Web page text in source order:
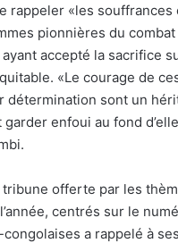
rappeler «les souffrances
pionnières du
accepté la sacrifice
«Le courage de
détermination sont un
enfoui au fond
offerte par les
centrés sur le
a rappelé à